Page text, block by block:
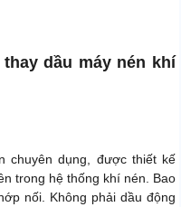
dầu máy nén khí
chuyên dụng, được thiết kế
trong hệ thống khí nén. Bao
nối. Không phải dầu động